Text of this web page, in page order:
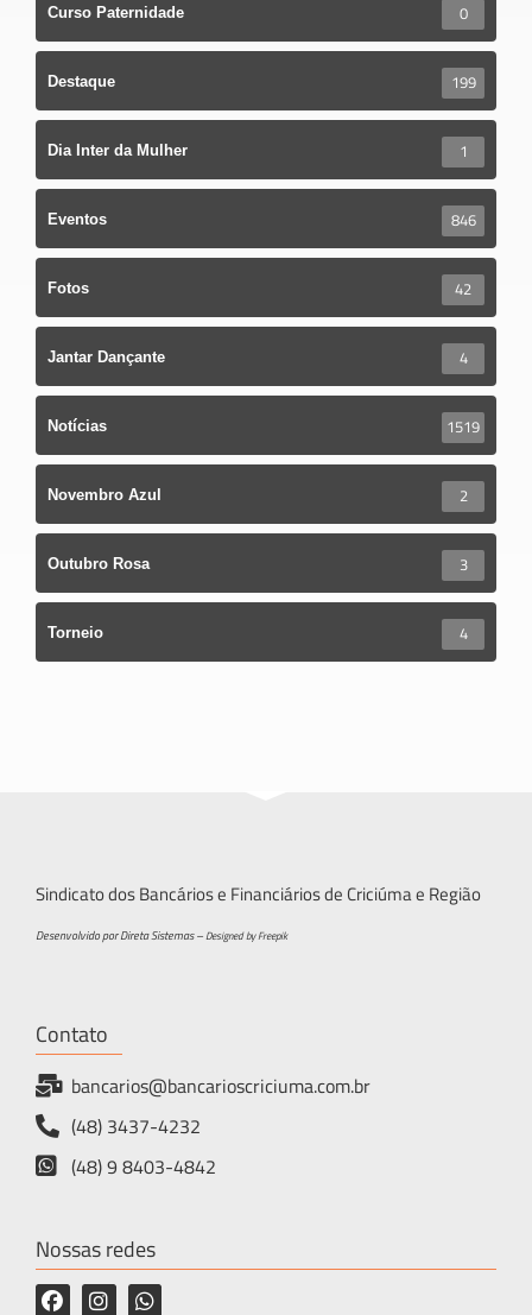
Curso Paternidade 0
Destaque 199
Dia Inter da Mulher 1
Eventos 846
Fotos 42
Jantar Dançante 4
Notícias 1519
Novembro Azul 2
Outubro Rosa 3
Torneio 4
Sindicato dos Bancários e Financiários de Criciúma e Região
Desenvolvido por Direta Sistemas –Designed by Freepik
Contato
bancarios@bancarioscriciuma.com.br
(48) 3437-4232
(48) 9 8403-4842
Nossas redes